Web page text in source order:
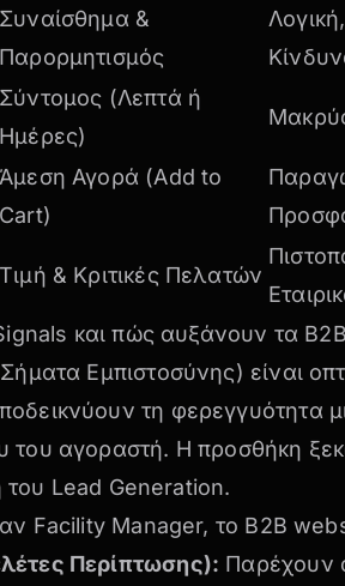
Συναίσθημα &
Παρορμητισμός
Σύντομος (Λεπτά ή
Ημέρες)
Άμεση Αγορά (Add to
Cart)
Τιμή & Κριτικές Πελατών
και πώς αυξάνουν τα
Εμπιστοσύνης) είναι
τη φερεγγυότητα
του αγοραστή. Η προσθήκη
του Lead Generation.
Facility Manager, το B2B
Περίπτωσης): Παρέχουν